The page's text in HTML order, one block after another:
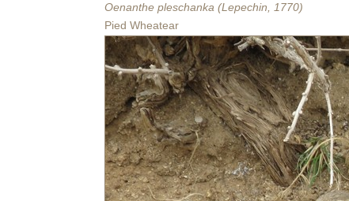
Oenanthe pleschanka (Lepechin, 1770)
Pied Wheatear